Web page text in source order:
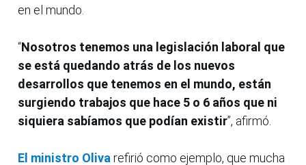
en el mundo.
“Nosotros tenemos una legislación laboral que
se está quedando atrás de los nuevos
desarrollos que tenemos en el mundo, están
surgiendo trabajos que hace 5 o 6 años que ni
siquiera sabíamos que podían existir”, afirmó.
El ministro Oliva refirió como ejemplo, que mucha